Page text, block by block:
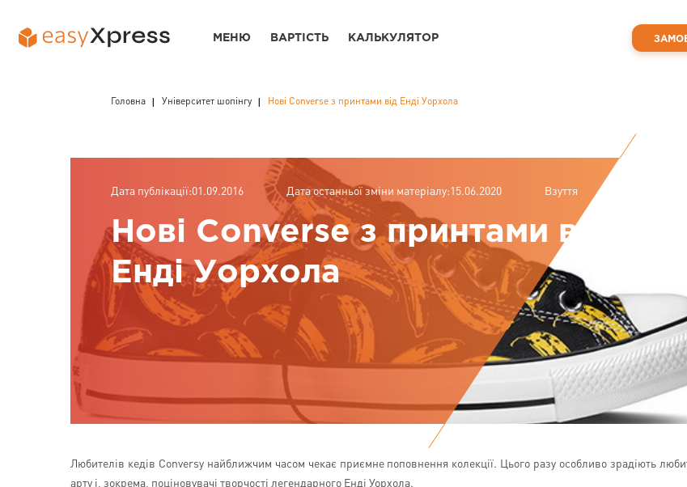
Головна Університет шопінгу Нові Converse з принтами від Енді Уорхола
Дата публікації:01.09.2016 Дата останньої зміни матеріалу:15.06.2020 Взуття
Нові Converse з принтами від
Енді Уорхола
Любителів кедів Conversу найближчим часом чекає приємне поповнення колекції. Цього разу особливо зрадіють
арту і, зокрема, поціновувачі творчості легендарного Енді Уорхола.
МЕНЮ ВАРТІСТЬ КАЛЬКУЛЯТОР